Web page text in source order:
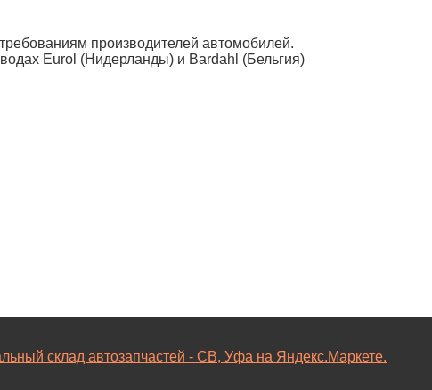
производителей автомобилей.
Eurol (Нидерланды) и Bardahl (Бельгия)